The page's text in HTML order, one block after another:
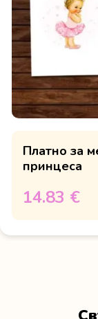
Платно за
принцеса
14.83 €